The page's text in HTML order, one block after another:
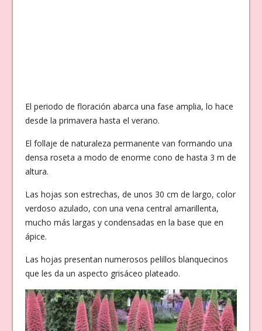
El periodo de floración abarca una fase amplia, lo hace
desde la primavera hasta el verano.
El follaje de naturaleza permanente van formando una
densa roseta a modo de enorme cono de hasta 3 m de
altura.
Las hojas son estrechas, de unos 30 cm de largo, color
verdoso azulado, con una vena central amarillenta,
mucho más largas y condensadas en la base que en
ápice.
Las hojas presentan numerosos pelillos blanquecinos
que les da un aspecto grisáceo plateado.